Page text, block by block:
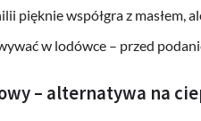
pięknie współgra z masłem,
w lodówce – przed
– alternatywa na